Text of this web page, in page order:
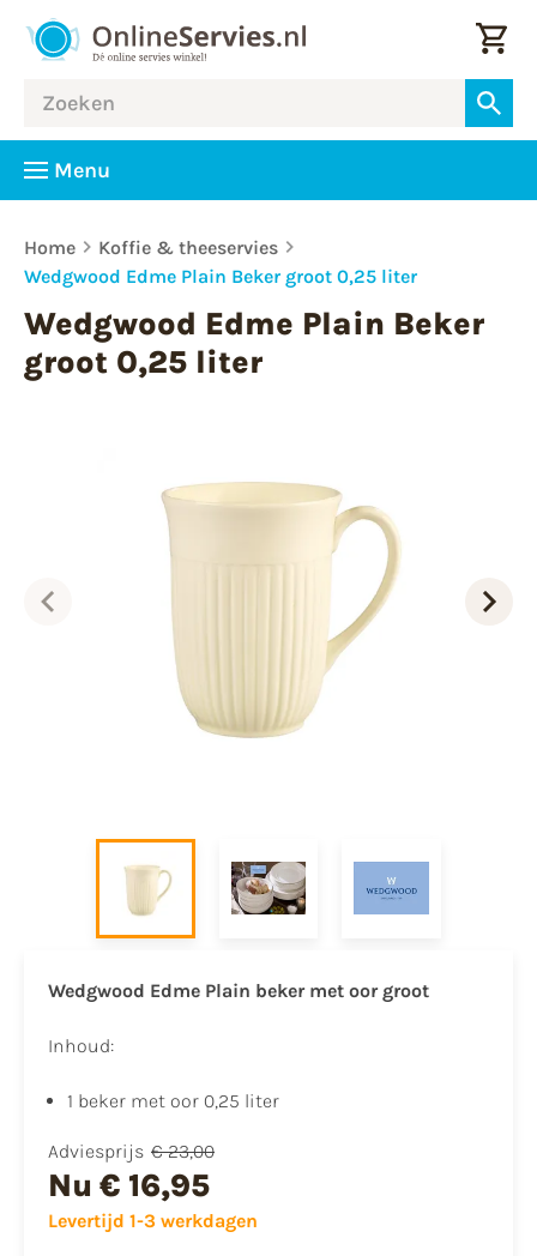
Menu
Home
Koffie & theeservies
Wedgwood Edme Plain Beker groot 0,25 liter
Wedgwood Edme Plain Beker
groot 0,25 liter
Wedgwood Edme Plain beker met oor groot
Inhoud:
1 beker met oor 0,25 liter
Adviesprijs € 23,00
Nu € 16,95
Levertijd 1-3 werkdagen